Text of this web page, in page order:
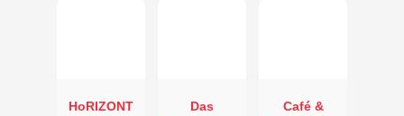
HoRIZONT
Das
Café &